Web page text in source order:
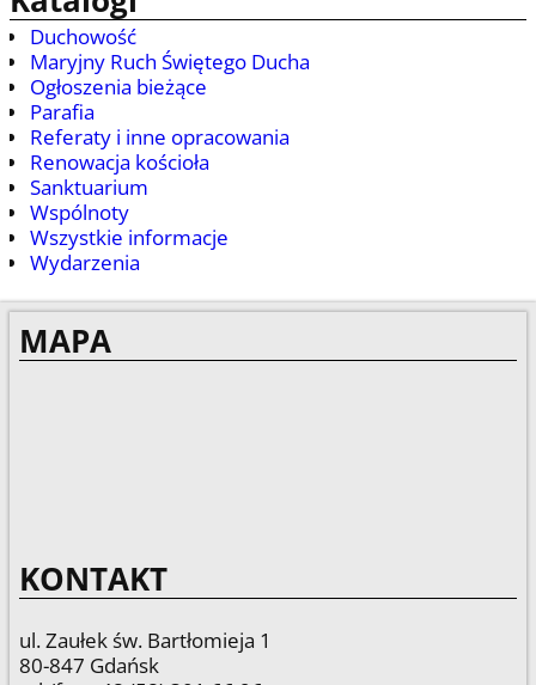
Duchowość
Maryjny Ruch Świętego Ducha
Ogłoszenia bieżące
Parafia
Referaty i inne opracowania
Renowacja kościoła
Sanktuarium
Wspólnoty
Wszystkie informacje
Wydarzenia
MAPA
KONTAKT
ul. Zaułek św. Bartłomieja 1
80-847 Gdańsk